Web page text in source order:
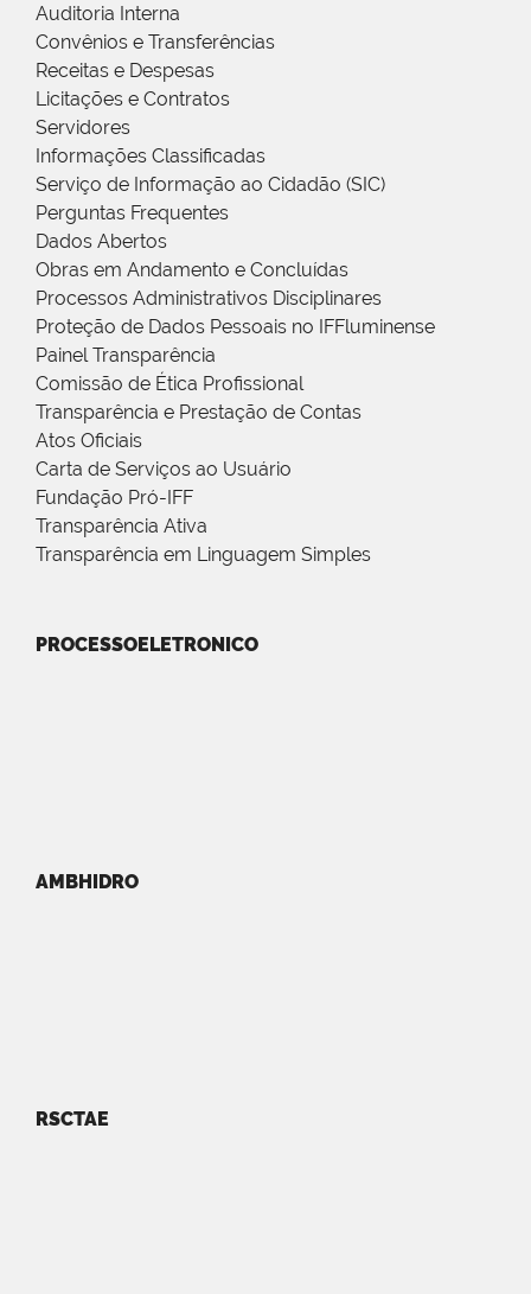
Auditoria Interna
Convênios e Transferências
Receitas e Despesas
Licitações e Contratos
Servidores
Informações Classificadas
Serviço de Informação ao Cidadão (SIC)
Perguntas Frequentes
Dados Abertos
Obras em Andamento e Concluídas
Processos Administrativos Disciplinares
Proteção de Dados Pessoais no IFFluminense
Painel Transparência
Comissão de Ética Profissional
Transparência e Prestação de Contas
Atos Oficiais
Carta de Serviços ao Usuário
Fundação Pró-IFF
Transparência Ativa
Transparência em Linguagem Simples
PROCESSOELETRONICO
AMBHIDRO
RSCTAE